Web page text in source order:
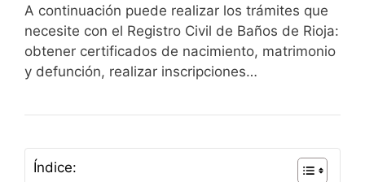
A continuación puede realizar los trámites que
necesite con el Registro Civil de Baños de Rioja:
obtener certificados de nacimiento, matrimonio
y defunción, realizar inscripciones…
Índice: